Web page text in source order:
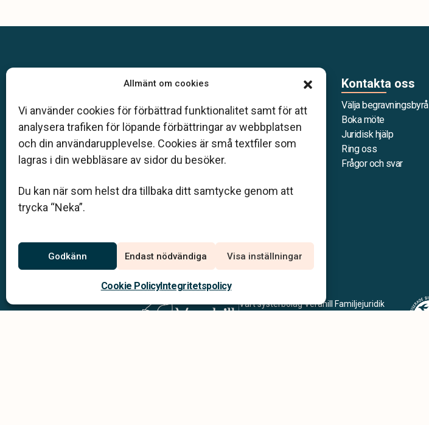
Allmänt om cookies
Vi använder cookies för förbättrad funktionalitet samt för att
analysera trafiken för löpande förbättringar av webbplatsen
och din användarupplevelse. Cookies är små textfiler som
lagras i din webbläsare av sidor du besöker.
Du kan när som helst dra tillbaka ditt samtycke genom att
trycka “Neka”.
Godkänn Endast nödvändiga Visa inställningar
Cookie PolicyIntegritetspolicy
Klarahill består av kunniga lokala familjeföretag som är
auktoriserade av Sveriges begravningsbyråers förbund
(SBF). Det personliga är centralt för oss, både när det gäller
bemötande och när vi utformar skräddarsydda personliga
Kom i kontakt med oss
Kontakta oss
Välja begravningsbyrå
Boka möte
Juridisk hjälp
Ring oss
Frågor och svar
Vårt systerbolag Verahill Familjejuridik